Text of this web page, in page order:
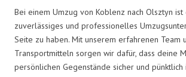
Bei einem Umzug von Koblenz nach Olsztyn ist
zuverlässiges und professionelles
Seite zu haben. Mit unserem erfahrenen Team
Transportmitteln sorgen wir dafür, dass deine
persönlichen Gegenstände sicher und pünktlich